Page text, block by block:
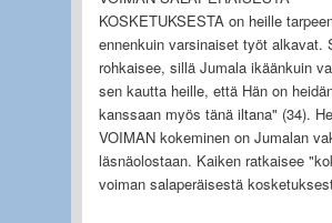
KOSKETUKSESTA on heille
ennenkuin varsinaiset työt alkavat.
rohkaisee, sillä Jumala ikäänkuin
sen kautta heille, että Hän on
kanssaan myös tänä iltana" (34).
VOIMAN kokeminen on Jumalan
läsnäolostaan. Kaiken ratkaisee
voiman salaperäisestä